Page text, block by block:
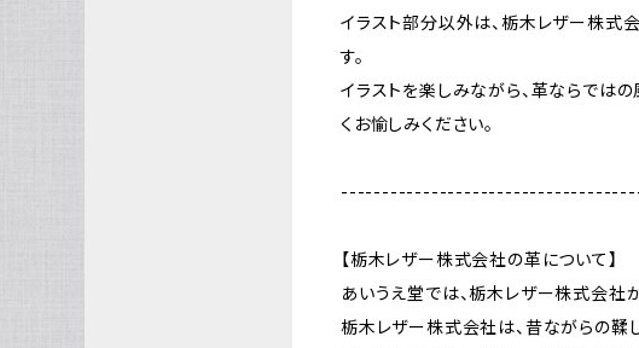
イラスト部分以外は、栃木レザー株式
す。
イラストを楽しみながら、革ならでは
くお愉しみください。
【栃木レザー株式会社の革について】
あいうえ堂では、栃木レザー株式会社
栃木レザー株式会社は、昔ながらの鞣